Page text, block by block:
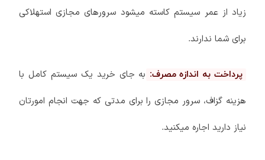
زیاد از عمر سیستم کاسته میشود سرورهای مجازی استهلاکی
برای شما ندارند.
پرداخت به اندازه مصرف: به جای خرید یک سیستم کامل با
هزینه گزاف، سرور مجازی را برای مدتی که جهت انجام امورتان
نیاز دارید اجاره میکنید.